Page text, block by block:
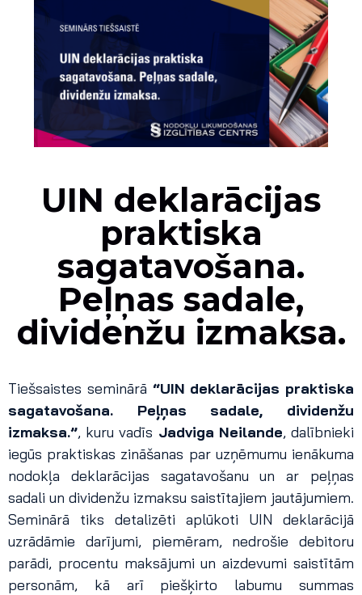
UIN deklarācijas
praktiska
sagatavošana.
Peļņas sadale,
dividenžu izmaksa.
Tiešsaistes seminārā “UIN deklarācijas praktiska
sagatavošana. Peļņas sadale, dividenžu
izmaksa.”, kuru vadīs Jadviga Neilande, dalībnieki
iegūs praktiskas zināšanas par uzņēmumu ienākuma
nodokļa deklarācijas sagatavošanu un ar peļņas
sadali un dividenžu izmaksu saistītajiem jautājumiem.
Seminārā tiks detalizēti aplūkoti UIN deklarācijā
uzrādāmie darījumi, piemēram, nedrošie debitoru
parādi, procentu maksājumi un aizdevumi saistītām
personām, kā arī piešķirto labumu summas